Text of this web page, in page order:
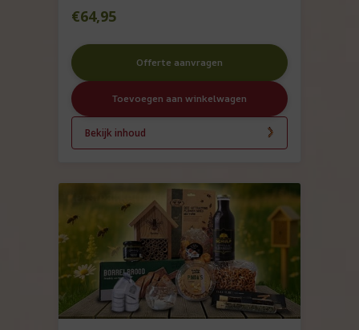
€64,95
Offerte aanvragen
Toevoegen aan winkelwagen
Bekijk inhoud